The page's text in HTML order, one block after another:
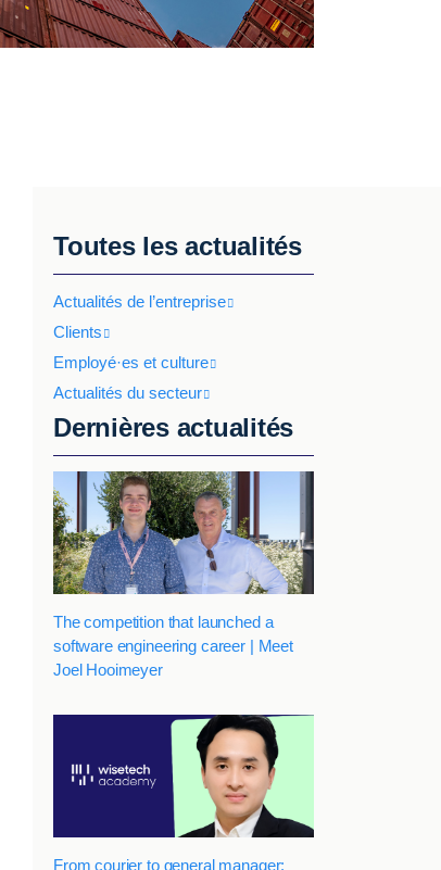
Toutes les actualités
Actualités de l’entreprise
Clients
Employé·es et culture
Actualités du secteur
Dernières actualités
The competition that launched a
software engineering career | Meet
Joel Hooimeyer
From courier to general manager: